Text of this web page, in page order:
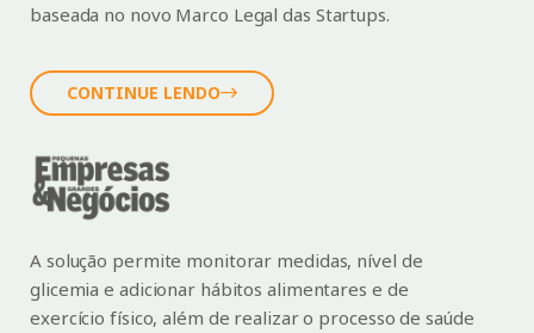
baseada no novo Marco Legal das Startups.
CONTINUE LENDO
A solução permite monitorar medidas, nível de
glicemia e adicionar hábitos alimentares e de
exercício físico, além de realizar o processo de saúde